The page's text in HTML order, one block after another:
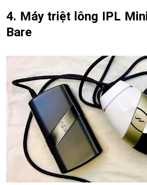
4. Máy triệt lông IPL
Bare